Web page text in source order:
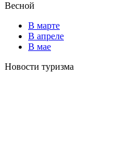
Весной
В марте
В апреле
В мае
Новости туризма